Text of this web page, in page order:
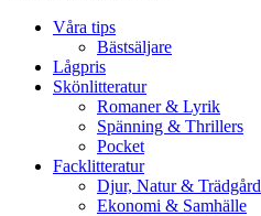
Våra tips
Bästsäljare
Lågpris
Skönlitteratur
Romaner & Lyrik
Spänning & Thrillers
Pocket
Facklitteratur
Djur, Natur & Trädgård
Ekonomi & Samhälle